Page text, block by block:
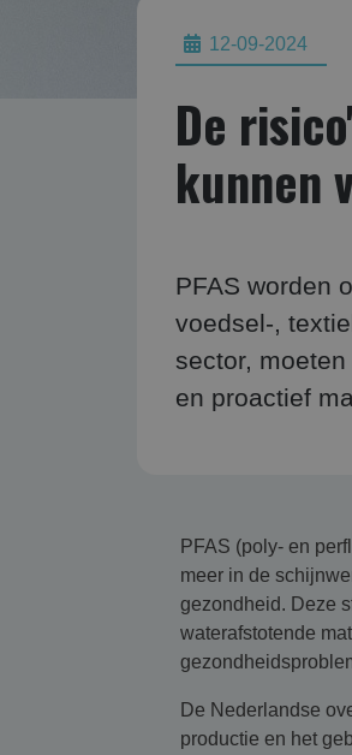
12-09-2024
De
kunnen
PFAS worden
voedsel-,
sector,
en proactief
PFAS (poly- en
meer in de
gezondheid. Deze
waterafstotende
De Nederlandse
productie en het